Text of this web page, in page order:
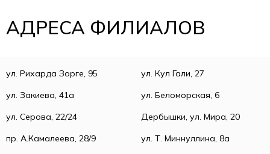
АДРЕСА ФИЛИАЛОВ
ул. Рихарда Зорге, 95
ул. Кул Гали, 27
ул. Закиева, 41а
ул. Беломорская, 6
ул. Серова, 22/24
Дербышки, ул. Мира, 20
пр. А.Камалеева, 28/9
ул. Т. Миннуллина, 8а